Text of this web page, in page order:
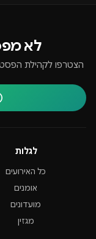
לא
הצטרפו לקהילת
לגלות
כל האירועים
אומנים
מועדונים
מגזין